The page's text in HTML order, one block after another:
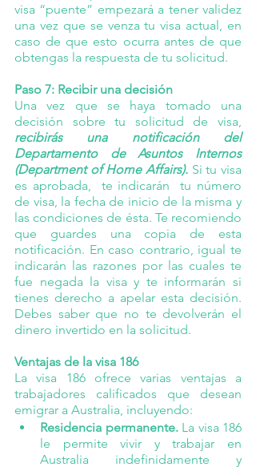
visa “puente” empezará a tener validez
una vez que se venza tu visa actual, en
caso de que esto ocurra antes de que
obtengas la respuesta de tu solicitud.
Paso 7: Recibir una decisión
Una vez que se haya tomado una
recibirás una notificación del
Departamento de Asuntos Internos
(Department of Home Affairs). Si tu visa
es aprobada,  te indicarán  tu número
de visa, la fecha de inicio de la misma y
las condiciones de ésta. Te recomiendo
que guardes una copia de esta
notificación. En caso contrario, igual te
indicarán las razones por las cuales te
fue negada la visa y te informarán si
tienes derecho a apelar esta decisión.
Debes saber que no te devolverán el
dinero invertido en la solicitud.
Ventajas de la visa 186
La visa 186 ofrece varias ventajas a
trabajadores calificados que desean
emigrar a Australia, incluyendo:
Residencia permanente. La visa 186
le permite vivir y trabajar en
Australia indefinidamente y